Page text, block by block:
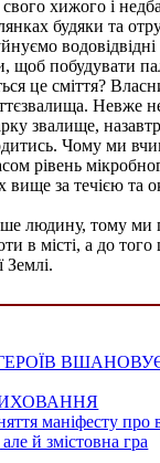
хижого і
будяки та
побудувати
це сміття?
звалище,
Чому ми
рівень
вище за течією
людину, тому
в місті, а до
маніфесту про
й змістовна гра